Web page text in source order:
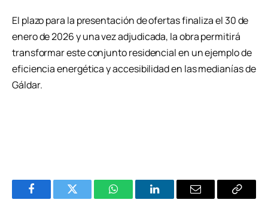
El plazo para la presentación de ofertas finaliza el 30 de
enero de 2026 y una vez adjudicada, la obra permitirá
transformar este conjunto residencial en un ejemplo de
eficiencia energética y accesibilidad en las medianías de
Gáldar.
FacebookTwitter WhatsAppLinkedInEmail Copiar